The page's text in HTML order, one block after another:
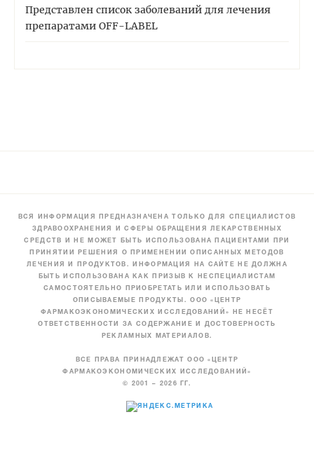
Представлен список заболеваний для лечения
препаратами OFF-LABEL
ВСЯ ИНФОРМАЦИЯ ПРЕДНАЗНАЧЕНА ТОЛЬКО ДЛЯ СПЕЦИАЛИСТОВ
ЗДРАВООХРАНЕНИЯ И СФЕРЫ ОБРАЩЕНИЯ ЛЕКАРСТВЕННЫХ
СРЕДСТВ И НЕ МОЖЕТ БЫТЬ ИСПОЛЬЗОВАНА ПАЦИЕНТАМИ ПРИ
ПРИНЯТИИ РЕШЕНИЯ О ПРИМЕНЕНИИ ОПИСАННЫХ МЕТОДОВ
ЛЕЧЕНИЯ И ПРОДУКТОВ. ИНФОРМАЦИЯ НА САЙТЕ НЕ ДОЛЖНА
БЫТЬ ИСПОЛЬЗОВАНА КАК ПРИЗЫВ К НЕСПЕЦИАЛИСТАМ
САМОСТОЯТЕЛЬНО ПРИОБРЕТАТЬ ИЛИ ИСПОЛЬЗОВАТЬ
ОПИСЫВАЕМЫЕ ПРОДУКТЫ. ООО «ЦЕНТР
ФАРМАКОЭКОНОМИЧЕСКИХ ИССЛЕДОВАНИЙ» НЕ НЕСЁТ
ОТВЕТСТВЕННОСТИ ЗА СОДЕРЖАНИЕ И ДОСТОВЕРНОСТЬ
РЕКЛАМНЫХ МАТЕРИАЛОВ.
ВСЕ ПРАВА ПРИНАДЛЕЖАТ ООО «ЦЕНТР
ФАРМАКОЭКОНОМИЧЕСКИХ ИССЛЕДОВАНИЙ»
© 2001 – 2026 ГГ.